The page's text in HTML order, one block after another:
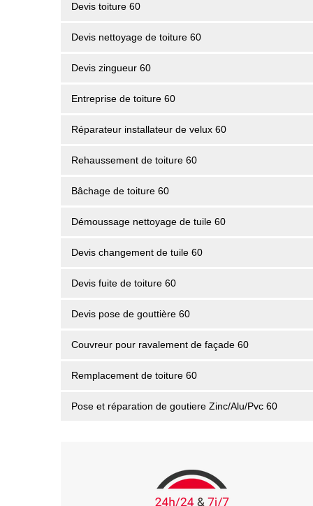
Devis toiture 60
Devis nettoyage de toiture 60
Devis zingueur 60
Entreprise de toiture 60
Réparateur installateur de velux 60
Rehaussement de toiture 60
Bâchage de toiture 60
Démoussage nettoyage de tuile 60
Devis changement de tuile 60
Devis fuite de toiture 60
Devis pose de gouttière 60
Couvreur pour ravalement de façade 60
Remplacement de toiture 60
Pose et réparation de goutiere Zinc/Alu/Pvc 60